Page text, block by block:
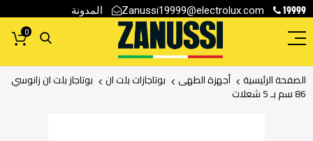
19999
Zanussi19999@electrolux.com المدونة
0
الصفحة الرئيسية أجهزة الطهى بوتاجازات بلت ان بوتاجاز بلت ان زانوسي
86 سم بـ 5 شعلات